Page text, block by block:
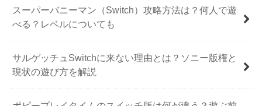
スーパーバニーマン（Switch）攻略方法は？何人で遊
べる？レベルについても
サルゲッチュSwitchに来ない理由とは？ソニー版権と
現状の遊び方を解説